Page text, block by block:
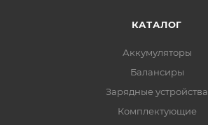
КАТАЛОГ
Аккумуляторы
Балансиры
Зарядные устройства
Комплектующие